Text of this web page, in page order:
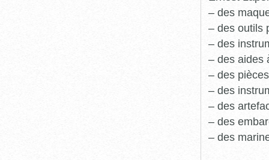
– des
– des outils
– des
– des aides
– des
– des
– des
– des
– des